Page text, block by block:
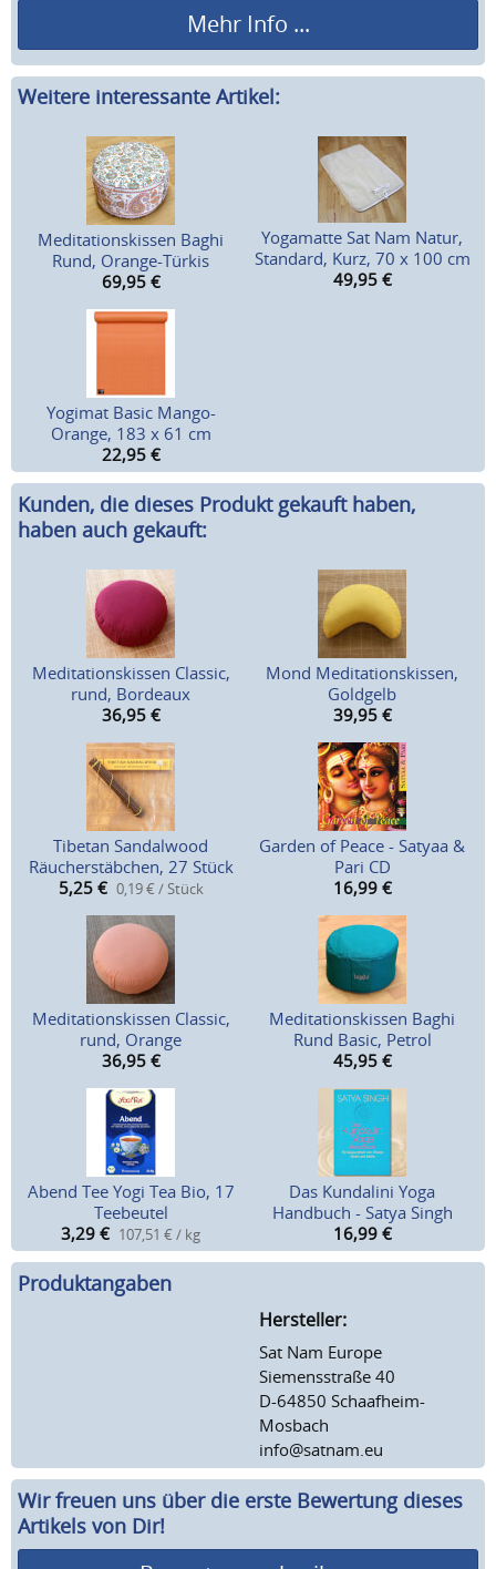
Mehr Info ...
Weitere interessante Artikel:
Meditationskissen Baghi
Rund, Orange-Türkis
69,95 €
Yogamatte Sat Nam Natur,
Standard, Kurz, 70 x 100 cm
49,95 €
Yogimat Basic Mango-
Orange, 183 x 61 cm
22,95 €
Kunden, die dieses Produkt gekauft haben,
haben auch gekauft:
Meditationskissen Classic,
rund, Bordeaux
36,95 €
Mond Meditationskissen,
Goldgelb
39,95 €
Tibetan Sandalwood
Räucherstäbchen, 27 Stück
5,25 € 0,19 € / Stück
Garden of Peace - Satyaa &
Pari CD
16,99 €
Meditationskissen Classic,
rund, Orange
36,95 €
Meditationskissen Baghi
Rund Basic, Petrol
45,95 €
Abend Tee Yogi Tea Bio, 17
Teebeutel
3,29 € 107,51 € / kg
Das Kundalini Yoga
Handbuch - Satya Singh
16,99 €
Produktangaben
Hersteller:
Sat Nam Europe
Siemensstraße 40
D-64850 Schaafheim-
Mosbach
info@satnam.eu
Wir freuen uns über die erste Bewertung dieses
Artikels von Dir!